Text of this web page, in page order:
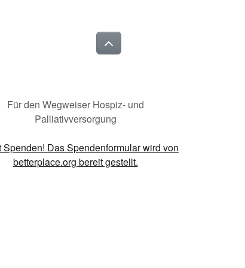
Für den Wegweiser Hospiz- und
Palliativversorgung